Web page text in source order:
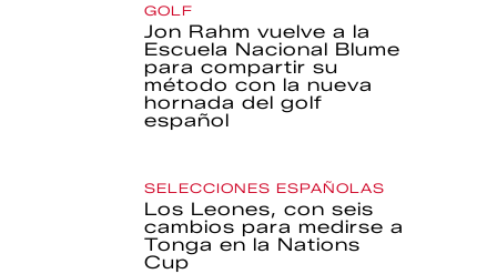
GOLF
Jon Rahm vuelve a la
Escuela Nacional Blume
para compartir su
método con la nueva
hornada del golf
español
SELECCIONES ESPAÑOLAS
Los Leones, con seis
cambios para medirse a
Tonga en la Nations
Cup